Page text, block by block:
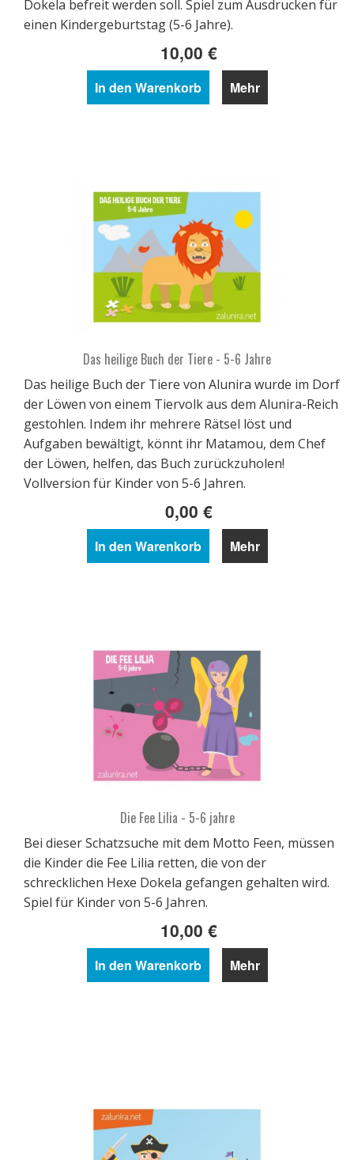
Dokela befreit werden soll. Spiel zum Ausdrucken für
einen Kindergeburtstag (5-6 Jahre).
10,00 €
In den Warenkorb Mehr
Das heilige Buch der Tiere - 5-6 Jahre
Das heilige Buch der Tiere von Alunira wurde im Dorf
der Löwen von einem Tiervolk aus dem Alunira-Reich
gestohlen. Indem ihr mehrere Rätsel löst und
Aufgaben bewältigt, könnt ihr Matamou, dem Chef
der Löwen, helfen, das Buch zurückzuholen!
Vollversion für Kinder von 5-6 Jahren.
0,00 €
In den Warenkorb Mehr
Die Fee Lilia - 5-6 jahre
Bei dieser Schatzsuche mit dem Motto Feen, müssen
die Kinder die Fee Lilia retten, die von der
schrecklichen Hexe Dokela gefangen gehalten wird.
Spiel für Kinder von 5-6 Jahren.
10,00 €
In den Warenkorb Mehr